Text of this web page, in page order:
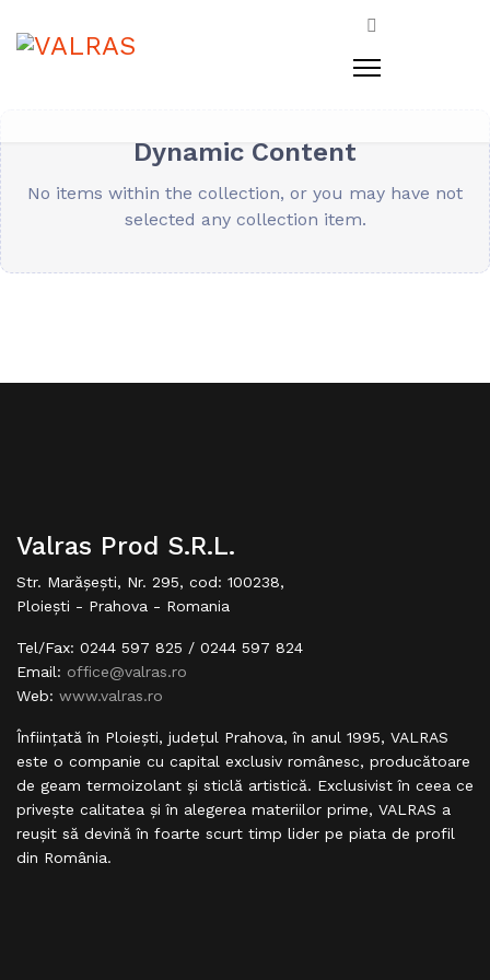
Dynamic Content
No items within the collection, or you may have not
selected any collection item.
Valras Prod S.R.L.
Str. Marășești, Nr. 295, cod: 100238,
Ploiești - Prahova - Romania
Tel/Fax: 0244 597 825 / 0244 597 824
Email: office@valras.ro
Web: www.valras.ro
Înfiinţată în Ploieşti, judeţul Prahova, în anul 1995, VALRAS
este o companie cu capital exclusiv românesc, producătoare
de geam termoizolant şi sticlă artistică. Exclusivist în ceea ce
priveşte calitatea şi în alegerea materiilor prime, VALRAS a
reuşit să devină în foarte scurt timp lider pe piata de profil
din România.